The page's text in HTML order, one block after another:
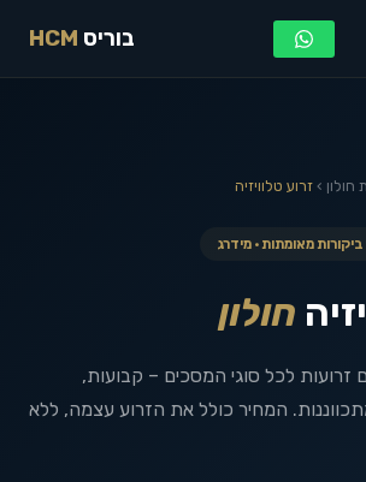
בוריס HCM
חולון › זרוע טלוויזיה
חולון
זרועות לכל סוגי המסכים – קבועות,
360° ומתכווננות. המחיר כולל את הזרוע עצמה, ללא